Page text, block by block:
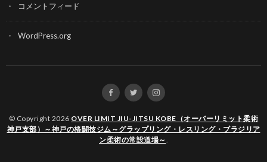
コメントフィード
WordPress.org
© Copyright 2026 OVER LIMIT JIU-JITSU KOBE（オーバーリミット柔術
神戸支部）～神戸の格闘技ジム～グラップリング・レスリング・ブラジリア
ン柔術の常設道場～